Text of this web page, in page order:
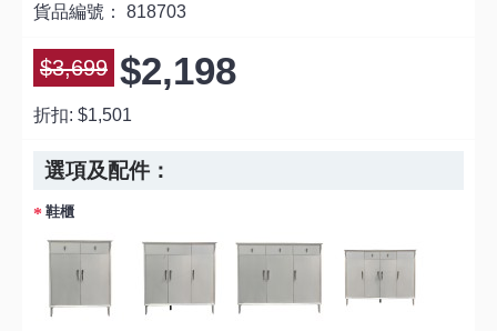
貨品編號： 818703
$3,699 $2,198
折扣: $1,501
選項及配件：
鞋櫃